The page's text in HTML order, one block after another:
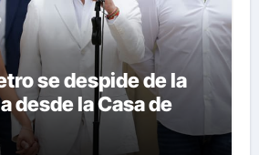
se despide de la
desde la Casa de